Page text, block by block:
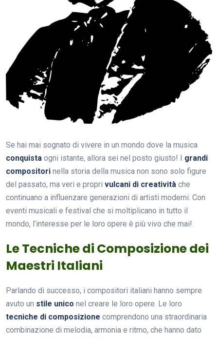
Se hai mai sognato di vivere in un mondo dove la musica
conquista ogni istante, allora sei nel posto giusto! I grandi
compositori nella storia della musica non sono solo figure
del passato, ma veri e propri vulcani di creatività che
continuano a influenzare generazioni di artisti moderni. Con
eventi musicali e festival che si moltiplicano in tutto il
mondo, l’interesse per le loro opere è più vivo che mai!
Le Tecniche di Composizione dei
Maestri Italiani
Parlando di successo, i compositori italiani hanno sempre
avuto un stile unico nel creare le loro opere. Le loro
tecniche di composizione comprendono una straordinaria
combinazione di melodia, armonia e ritmo, che hanno dato